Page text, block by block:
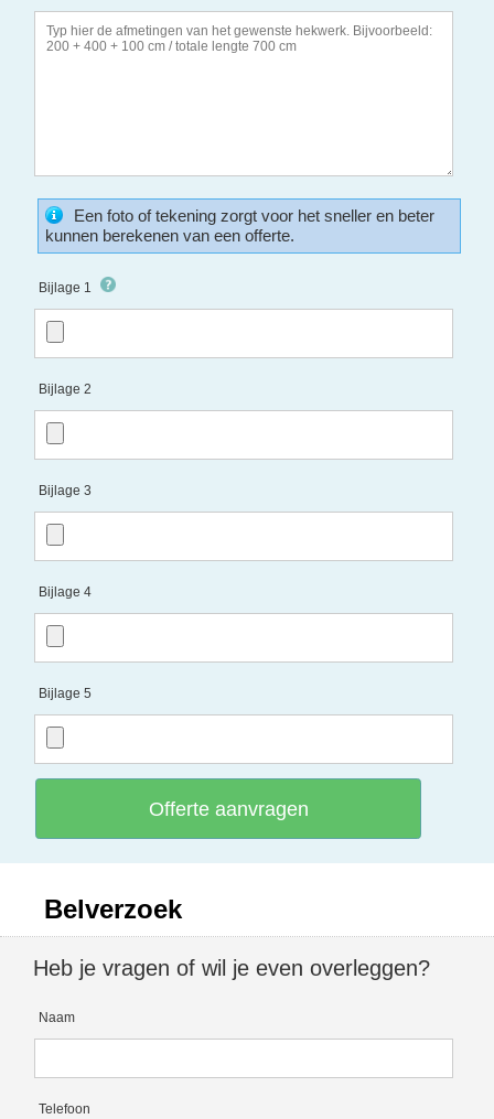
Een foto of tekening zorgt voor het sneller en beter
kunnen berekenen van een offerte.
Bijlage 1
Bijlage 2
Bijlage 3
Bijlage 4
Bijlage 5
Offerte aanvragen
Belverzoek
Heb je vragen of wil je even overleggen?
Naam
Telefoon